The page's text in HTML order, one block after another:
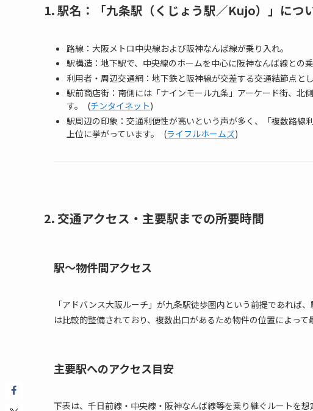
1. 駅名：「九条駅（くじょう駅／Kujo）」につ
路線：大阪メトロ中央線および阪神なんば線が乗り入れ。
駅構造：地下駅で、中央線のホームを中心に阪神なんば線との
利用者・周辺交通網：地下鉄と阪神線が交差する交通結節点と
駅前商店街：南側には「ナインモール九条」アーケード街、北
す。 (チンタイネット)
駅周辺の印象：交通利便性が高いという声が多く、「複数路
上位に挙がっています。 (ライフルホームズ)
2. 交通アクセス・主要駅までの所要時間
駅〜物件間アクセス
「アドバンス大阪ルーチ」が九条駅徒歩圏内という前提であれば
は比較的整備されており、複数出口があるため物件の位置によって
主要駅へのアクセス目安
下表は、千日前線・中央線・阪神なんば線等を乗り継ぐルートを